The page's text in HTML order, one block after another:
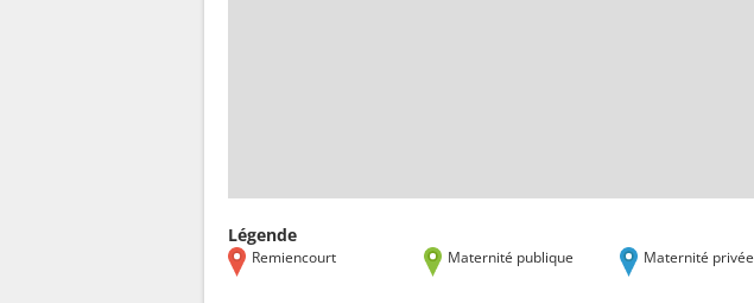
Légende
Remiencourt Maternité publique Maternité privée